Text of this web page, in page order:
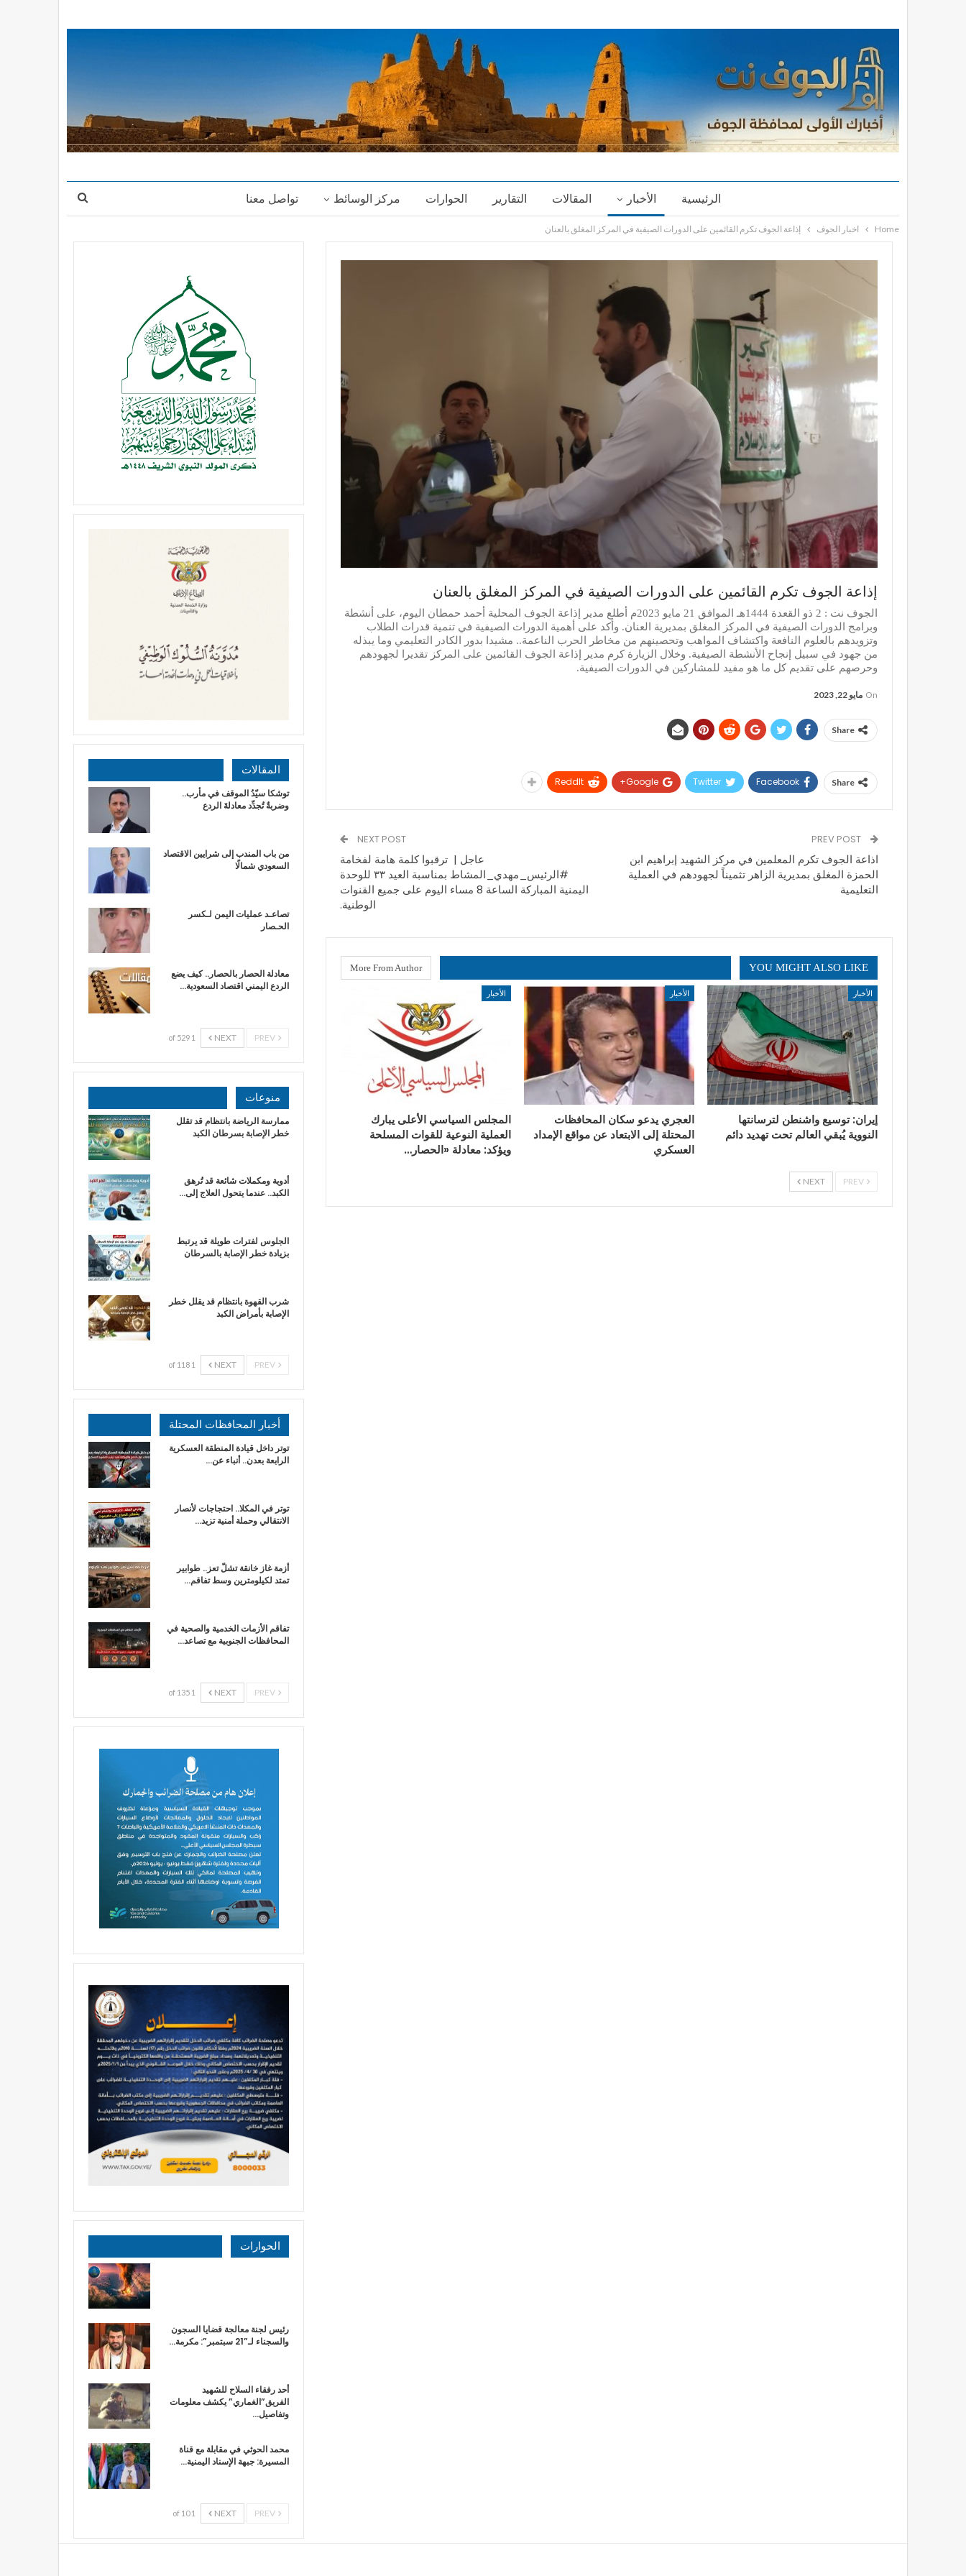
الرئيسية الأخبار المقالات التقارير الحوارات مركز الوسائط تواصل معنا
Home اخبار الجوف إذاعة الجوف تكرم القائمين على الدورات الصيفية في المركز المغلق بالعنان
إذاعة الجوف تكرم القائمين على الدورات الصيفية في المركز المغلق بالعنان
الجوف نت : 2 ذو القعدة 1444هـ الموافق 21 مايو 2023م أطلع مدير إذاعة الجوف المحلية أحمد حمطان اليوم، على أنشطة
وبرامج الدورات الصيفية في المركز المغلق بمديرية العنان. وأكد على أهمية الدورات الصيفية في تنمية قدرات الطلاب
وتزويدهم بالعلوم النافعة واكتشاف المواهب وتحصينهم من مخاطر الحرب الناعمة.. مشيدا بدور الكادر التعليمي وما يبذله
من جهود في سبيل إنجاح الأنشطة الصيفية. وخلال الزيارة كرم مدير إذاعة الجوف القائمين على المركز تقديرا لجهودهم
وحرصهم على تقديم كل ما هو مفيد للمشاركين في الدورات الصيفية.
On مايو 22, 2023
Share
Share
Facebook
Twitter
Google+
ReddIt
اذاعة الجوف تكرم المعلمين في مركز الشهيد إبراهيم ابن
الحمزة المغلق بمديرية الزاهر تثميناً لجهودهم في العملية
التعليمية
NEXT POST
عاجل | ترقبوا كلمة هامة لفخامة
#الرئيس_مهدي_المشاط بمناسبة العيد ٣٣ للوحدة
اليمنية المباركة الساعة 8 مساء اليوم على جميع القنوات
الوطنية.
YOU MIGHT ALSO LIKE
More From Author
الأخبار
إيران: توسيع واشنطن لترسانتها
النووية يُبقي العالم تحت تهديد دائم
الأخبار
العجري يدعو سكان المحافظات
المحتلة إلى الابتعاد عن مواقع الإمداد
العسكري
الأخبار
المجلس السياسي الأعلى يبارك
العملية النوعية للقوات المسلحة
ويؤكد: معادلة «الحصار…
NEXT
المقالات
توشكا سيّدُ الموقف في مأرب..
وضربةٌ تُجدِّد معادلةَ الردع
من باب المندب إلى شرايين الاقتصاد
السعودي شمالًا
تصاعـد عمليات اليمن لـكسر
الحـصار
معادلة الحصار بالحصار.. كيف يضع
الردع اليمني اقتصاد السعودية…
NEXT
1 of 529
منوعات
ممارسة الرياضة بانتظام قد تقلل
خطر الإصابة بسرطان الكبد
أدوية ومكملات شائعة قد تُرهق
الكبد.. عندما يتحول العلاج إلى…
الجلوس لفترات طويلة قد يرتبط
بزيادة خطر الإصابة بالسرطان
شرب القهوة بانتظام قد يقلل خطر
الإصابة بأمراض الكبد
NEXT
1 of 118
أخبار المحافظات المحتلة
توتر داخل قيادة المنطقة العسكرية
الرابعة بعدن.. أنباء عن…
توتر في المكلا.. احتجاجات لأنصار
الانتقالي وحملة أمنية تزيد…
أزمة غاز خانقة تشلّ تعز.. طوابير
تمتد لكيلومترين وسط تفاقم…
تفاقم الأزمات الخدمية والصحية في
المحافظات الجنوبية مع تصاعد…
NEXT
1 of 135
الحوارات
رئيس لجنة معالجة قضايا السجون
والسجناء لـ”21 سبتمبر”: مكرمة…
أحد رفقاء السلاح للشهيد
الفريق”الغماري” يكشف معلومات
وتفاصيل…
محمد الحوثي في مقابلة مع قناة
المسيرة: جبهة الإسناد اليمنية…
NEXT
1 of 10